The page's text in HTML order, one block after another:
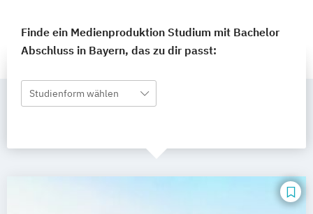
Finde ein Medienproduktion Studium mit Bachelor
Abschluss in Bayern, das zu dir passt:
Studienform wählen